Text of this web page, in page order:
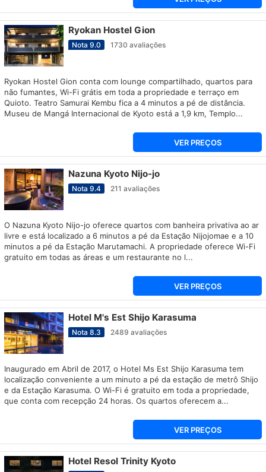
Ryokan Hostel Gion
Nota 9.0 1730 avaliações
Ryokan Hostel Gion conta com lounge compartilhado, quartos para
não fumantes, Wi-Fi grátis em toda a propriedade e terraço em
Quioto. Teatro Samurai Kembu fica a 4 minutos a pé de distância.
Museu de Mangá Internacional de Kyoto está a 1,9 km, Templo...
VER PREÇOS
Nazuna Kyoto Nijo-jo
Nota 9.4 211 avaliações
O Nazuna Kyoto Nijo-jo oferece quartos com banheira privativa ao ar
livre e está localizado a 6 minutos a pé da Estação Nijojomae e a 10
minutos a pé da Estação Marutamachi. A propriedade oferece Wi-Fi
gratuito em todas as áreas e um restaurante no l...
VER PREÇOS
Hotel M's Est Shijo Karasuma
Nota 8.3 2489 avaliações
Inaugurado em Abril de 2017, o Hotel Ms Est Shijo Karasuma tem
localização conveniente a um minuto a pé da estação de metrô Shijo
e da Estação Karasuma. O Wi-Fi é gratuito em toda a propriedade,
que conta com recepção 24 horas. Os quartos oferecem a...
VER PREÇOS
Hotel Resol Trinity Kyoto